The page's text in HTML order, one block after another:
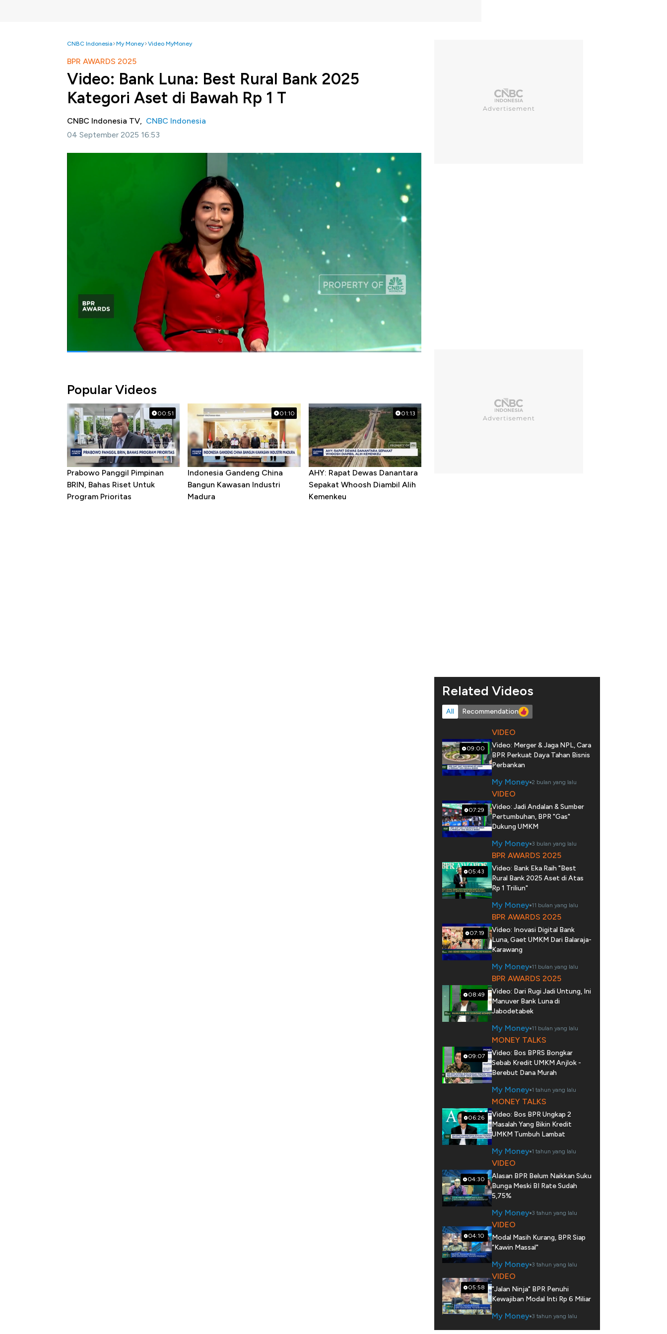
CNBC Indonesia My Money Video MyMoney
BPR AWARDS 2025
Video: Bank Luna: Best Rural Bank 2025
Kategori Aset di Bawah Rp 1 T
CNBC Indonesia TV, CNBC Indonesia
04 September 2025 16:53
CNBC Indonesia menyelenggarakan BPR Awards 2025, dengan tema
"Manuver BPR Dorong Kompetensi Bisnis" untuk mengupas strategi dan inovasi Bank Perekonomian
Rakyat (BPR) dalam perekonomian nasional sekaligus memberikan apresiasi bagi BPR yang berhasil
mencatatkan kinerja positif di tengah dinamika ekonomi dan tantangan bisnis 2025.
CNBC Indonesia dengan bangga menganugerahkan BPR Awards 2025 kepada PT BPR Luna Sinar
Indonesia (Bank Luna) sebagai "Best Rural Bank 2025 Kategori Aset di Bawah Rp 1 Triliun"
Selengkapnya simak dalam BPR Awards, CNBC Indonesia (Kamis, 04/09/2025)
#bpr awards 2025 #bank luna #bpr #umkm
Popular Videos
00:51
Prabowo Panggil Pimpinan
BRIN, Bahas Riset Untuk
Program Prioritas
01:10
Indonesia Gandeng China
Bangun Kawasan Industri
Madura
01:13
AHY: Rapat Dewas Danantara
Sepakat Whoosh Diambil Alih
Kemenkeu
Related Videos
All Recommendation
09:00
VIDEO
Video: Merger & Jaga NPL, Cara
BPR Perkuat Daya Tahan Bisnis
Perbankan
My Money 2 bulan yang lalu
07:29
VIDEO
Video: Jadi Andalan & Sumber
Pertumbuhan, BPR "Gas"
Dukung UMKM
My Money 3 bulan yang lalu
05:43
BPR AWARDS 2025
Video: Bank Eka Raih "Best
Rural Bank 2025 Aset di Atas
Rp 1 Triliun"
My Money 11 bulan yang lalu
07:19
BPR AWARDS 2025
Video: Inovasi Digital Bank
Luna, Gaet UMKM Dari Balaraja-
Karawang
My Money 11 bulan yang lalu
08:49
BPR AWARDS 2025
Video: Dari Rugi Jadi Untung, Ini
Manuver Bank Luna di
Jabodetabek
My Money 11 bulan yang lalu
09:07
MONEY TALKS
Video: Bos BPRS Bongkar
Sebab Kredit UMKM Anjlok -
Berebut Dana Murah
My Money 1 tahun yang lalu
06:26
MONEY TALKS
Video: Bos BPR Ungkap 2
Masalah Yang Bikin Kredit
UMKM Tumbuh Lambat
My Money 1 tahun yang lalu
04:30
VIDEO
Alasan BPR Belum Naikkan Suku
Bunga Meski BI Rate Sudah
5,75%
My Money 3 tahun yang lalu
04:10
VIDEO
Modal Masih Kurang, BPR Siap
"Kawin Massal"
My Money 3 tahun yang lalu
05:58
VIDEO
"Jalan Ninja" BPR Penuhi
Kewajiban Modal Inti Rp 6 Miliar
My Money 3 tahun yang lalu